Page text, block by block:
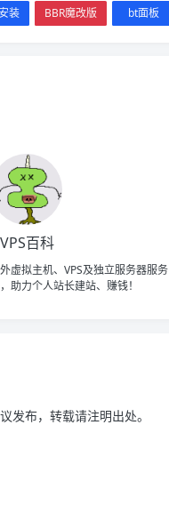
装 BBR魔改版 bt面板
VPS百科
虚拟主机、VPS及独立服务器服务
助力个人站长建站、赚钱！
发布，转载请注明出处。